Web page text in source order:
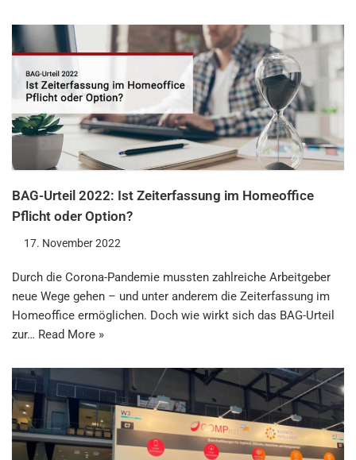
BAG-Urteil 2022: Ist Zeiterfassung im Homeoffice
Pflicht oder Option?
17. November 2022
Durch die Corona-Pandemie mussten zahlreiche Arbeitgeber
neue Wege gehen – und unter anderem die Zeiterfassung im
Homeoffice ermöglichen. Doch wie wirkt sich das BAG-Urteil
zur… Read More »